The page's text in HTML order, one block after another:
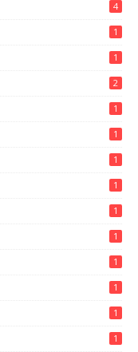
4
1
1
2
1
1
1
1
1
1
1
1
1
1